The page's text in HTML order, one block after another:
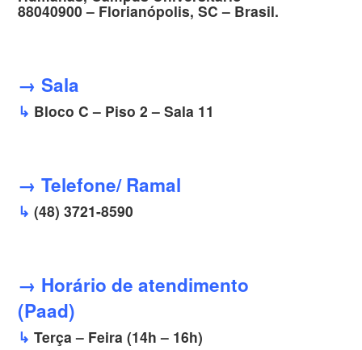
88040900 – Florianópolis, SC – Brasil.
→ Sala
↳ Bloco C – Piso 2 – Sala 11
→ Telefone/ Ramal
↳(48) 3721-8590
→ Horário de atendimento
(Paad)
↳Terça – Feira (14h – 16h)